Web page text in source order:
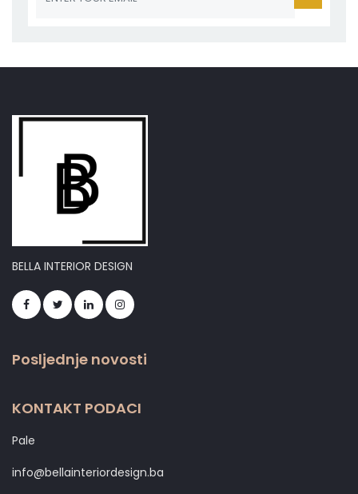
BELLA INTERIOR DESIGN
Posljednje novosti
KONTAKT PODACI
Pale
info@bellainteriordesign.ba